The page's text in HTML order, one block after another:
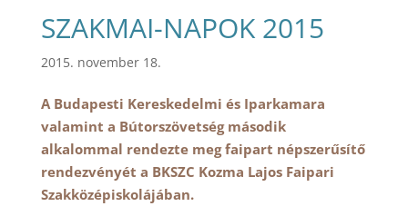
SZAKMAI-NAPOK 2015
2015. november 18.
A Budapesti Kereskedelmi és Iparkamara
valamint a Bútorszövetség második
alkalommal rendezte meg faipart népszerűsítő
rendezvényét a BKSZC Kozma Lajos Faipari
Szakközépiskolájában.